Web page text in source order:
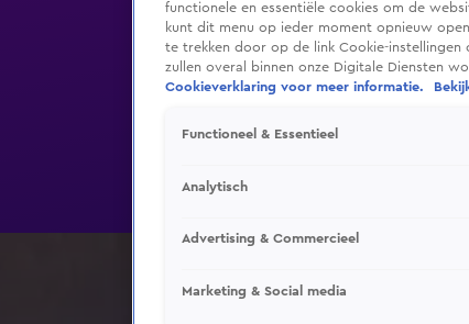
functionele en essentiële cookies om de
kunt dit menu op ieder moment opnieuw
te trekken door op de link Cookie-instellingen
zullen overal binnen onze Digitale Diensten
Cookieverklaring voor meer informatie.
Functioneel & Essentieel
Analytisch
Advertising & Commercieel
Marketing & Social media